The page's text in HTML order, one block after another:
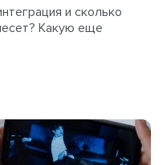
и сколько
Какую еще